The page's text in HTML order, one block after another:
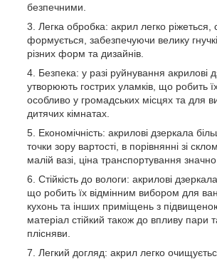
безпечними.
Легка обробка: акрил легко ріжеться,
формується, забезпечуючи велику
різних форм та дизайнів.
Безпека: у разі руйнування акрилові
утворюють гострих уламків, що робить
особливо у громадських місцях та для
дитячих кімнатах.
Економічність: акрилові дзеркала
точки зору вартості, в порівнянні зі
малій вазі, ціна транспортування
Стійкість до вологи: акрилові дзеркала
що робить їх відмінним вибором для
кухонь та інших приміщень з
матеріал стійкий також до впливу пари
плісняви.
Легкий догляд: акрил легко